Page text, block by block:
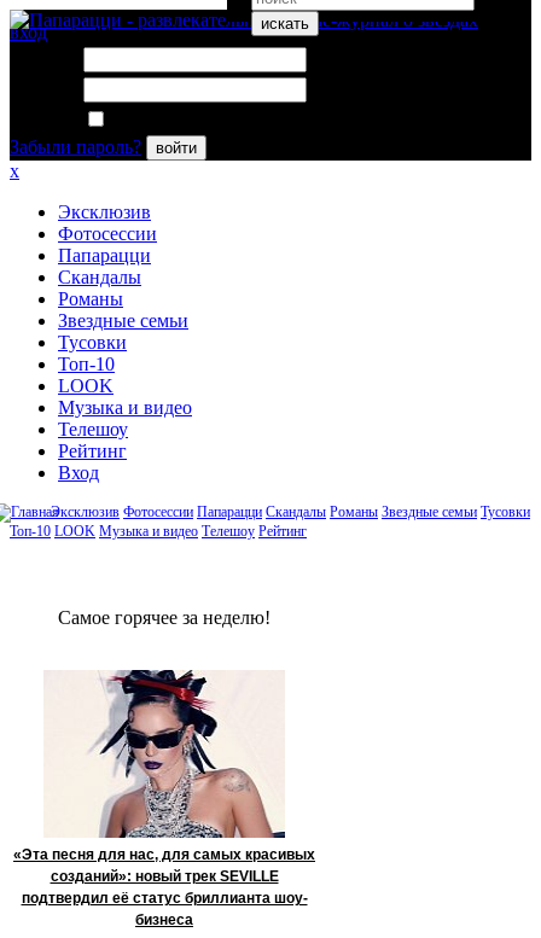
искать
вход
Забыли пароль?
войти
x
Эксклюзив
Фотосессии
Папарацци
Скандалы
Романы
Звездные семьи
Тусовки
Топ-10
LOOK
Музыка и видео
Телешоу
Рейтинг
Вход
Эксклюзив Фотосессии Папарацци Скандалы Романы Звездные семьи Тусовки
Топ-10 LOOK Музыка и видео Телешоу Рейтинг
Сaмое гoрячее за неделю!
«Эта песня для нас, для самых красивых
созданий»: новый трек SEVILLE
подтвердил её статус бриллианта шоу-
бизнеса